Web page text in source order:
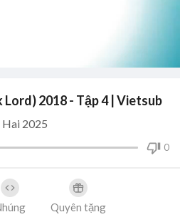
2018 - Tập 4 | Vietsub
0
Hai 2025
Quyên tặng